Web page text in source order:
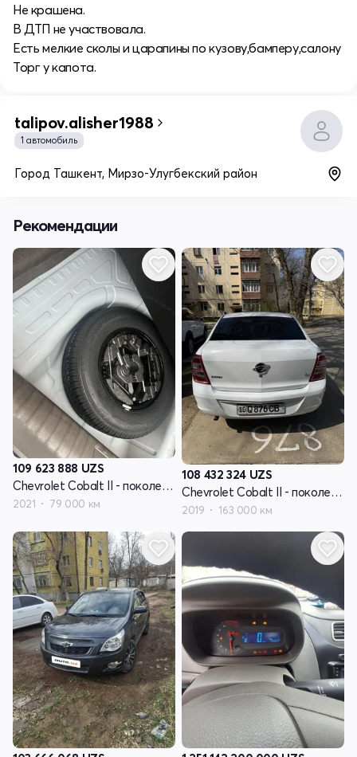
Не крашена.
В ДТП не участвовала.
Есть мелкие сколы и царапины по кузову,бамперу,салону
Торг у капота.
talipov.alisher1988
1 автомобиль
Город Ташкент, Мирзо-Улугбекский район
Рекомендации
109 623 888 UZS
Chevrolet Cobalt II - поколение рестайлинг
2021 79 000 км
108 432 324 UZS
Chevrolet Cobalt II - поколение рестайлинг
2019 163 000 км